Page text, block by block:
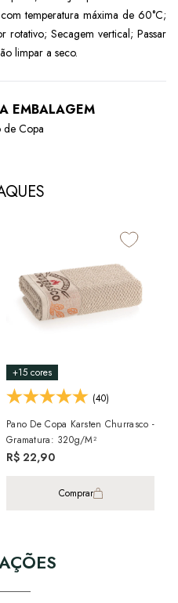
temperatura máxima de 60°C;
rotativo; Secagem vertical; Passar
limpar a seco.
EMBALAGEM
de Copa
+15 cores
(40)
Pano De Copa Karsten Churrasco -
Gramatura: 320g/m²
R$ 22,90
Comprar